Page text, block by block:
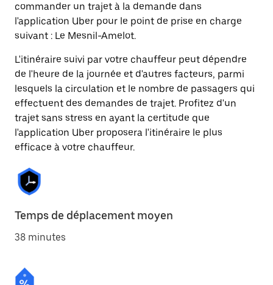
commander un trajet à la demande dans
l'application Uber pour le point de prise en charge
suivant : Le Mesnil-Amelot.
L'itinéraire suivi par votre chauffeur peut dépendre
de l'heure de la journée et d'autres facteurs, parmi
lesquels la circulation et le nombre de passagers qui
effectuent des demandes de trajet. Profitez d'un
trajet sans stress en ayant la certitude que
l'application Uber proposera l'itinéraire le plus
efficace à votre chauffeur.
Temps de déplacement moyen
38 minutes